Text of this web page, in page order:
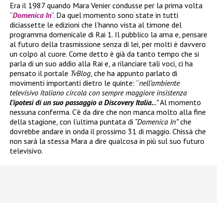
Era il 1987 quando Mara Venier condusse per la prima volta
“Domenica In“. Da quel momento sono state in tutti
diciassette le edizioni che l’hanno vista al timone del
programma domenicale di Rai 1. Il pubblico la ama e, pensare
al futuro della trasmissione senza di lei, per molti è davvero
un colpo al cuore. Come detto è già da tanto tempo che si
parla di un suo addio alla Rai e, a rilanciare tali voci, ci ha
pensato il portale TvBlog, che ha appunto parlato di
movimenti importanti dietro le quinte: “nell’ambiente
televisivo italiano circola con sempre maggiore insistenza
l’ipotesi di un suo passaggio a Discovery Italia...”Al momento
nessuna conferma. C’è da dire che non manca molto alla fine
della stagione, con l’ultima puntata di “Domenica In”che
dovrebbe andare in onda il prossimo 31 di maggio. Chissà che
non sarà la stessa Mara a dire qualcosa in più sul suo futuro
televisivo.